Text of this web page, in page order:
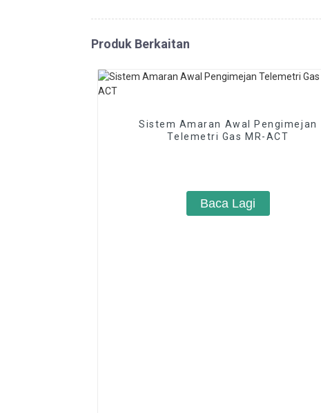
Produk Berkaitan
Sistem Amaran Awal Pengimejan
Telemetri Gas MR-ACT
Baca Lagi